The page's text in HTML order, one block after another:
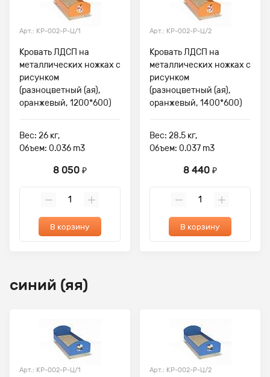
Арт.: КР-002-Р-Ц/1
Кровать ЛДСП на
металлических ножках с
рисунком
(разноцветный (ая),
оранжевый, 1200*600)
Вес: 26 кг,
Объем: 0.036 m3
8 050 ₽
В корзину
Арт.: КР-002-Р-Ц/2
Кровать ЛДСП на
металлических ножках с
рисунком
(разноцветный (ая),
оранжевый, 1400*600)
Вес: 28.5 кг,
Объем: 0.037 m3
8 440 ₽
В корзину
синий (яя)
Арт.: КР-002-Р-Ц/1 Арт.: КР-002-Р-Ц/2